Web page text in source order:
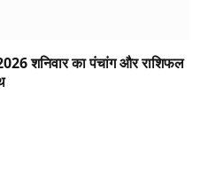
शनिवार का पंचांग और राशिफल